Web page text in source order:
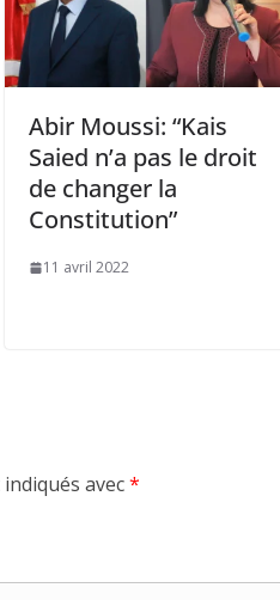
Abir Moussi: “Kais
Saied n’a pas le droit
de changer la
Constitution”
11 avril 2022
avec*